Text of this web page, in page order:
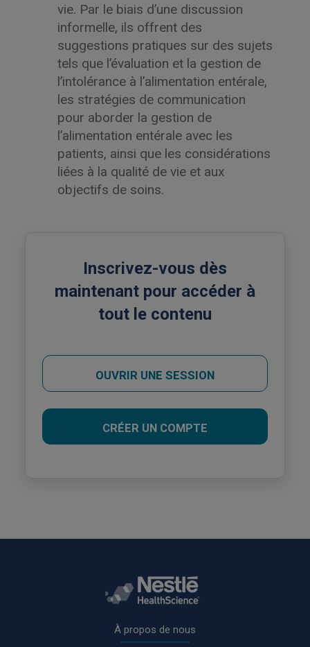
vie. Par le biais d’une discussion
informelle, ils offrent des
suggestions pratiques sur des sujets
tels que l’évaluation et la gestion de
l’intolérance à l’alimentation entérale,
les stratégies de communication
pour aborder la gestion de
l’alimentation entérale avec les
patients, ainsi que les considérations
liées à la qualité de vie et aux
objectifs de soins.
Inscrivez-vous dès
maintenant pour accéder à
tout le contenu
OUVRIR UNE SESSION
CRÉER UN COMPTE
À propos de nous